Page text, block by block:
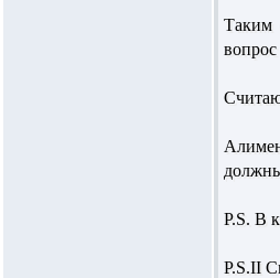
Таким
P.S. В
P.S.II